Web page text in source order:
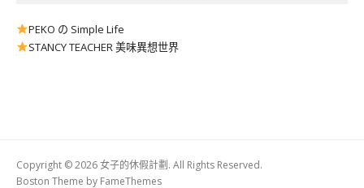
PEKO の Simple Life
STANCY TEACHER 美味異想世界
Copyright © 2026 女子的休假計劃. All Rights Reserved.
Boston Theme by FameThemes